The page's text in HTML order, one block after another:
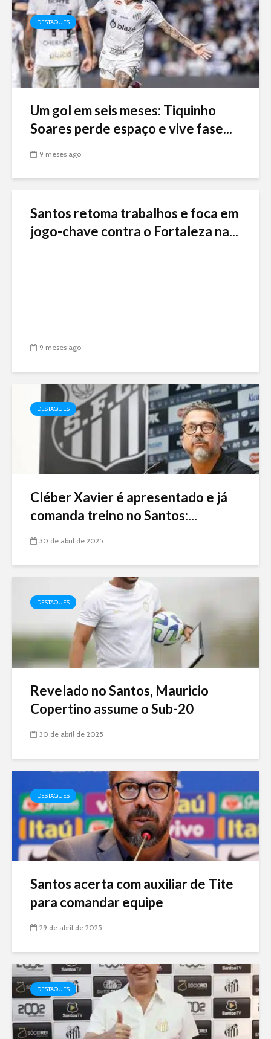
DESTAQUES
Um gol em seis meses: Tiquinho
Soares perde espaço e vive fase...
9 meses ago
Santos retoma trabalhos e foca em
jogo-chave contra o Fortaleza na...
9 meses ago
DESTAQUES
Cléber Xavier é apresentado e já
comanda treino no Santos:...
30 de abril de 2025
DESTAQUES
Revelado no Santos, Mauricio
Copertino assume o Sub-20
30 de abril de 2025
DESTAQUES
Santos acerta com auxiliar de Tite
para comandar equipe
29 de abril de 2025
DESTAQUES